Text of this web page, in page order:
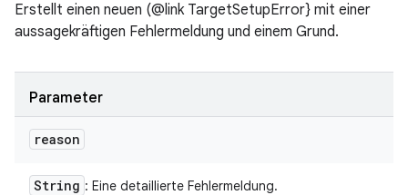
Erstellt einen neuen (@link TargetSetupError} mit einer
aussagekräftigen Fehlermeldung und einem Grund.
Parameter
reason
String : Eine detaillierte Fehlermeldung.